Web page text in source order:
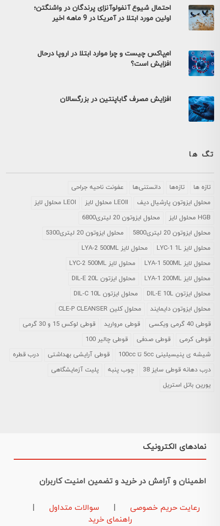
احتمال شیوع آنفولوآنزای پرندگان در واشنگتن؛
اولین مورد ابتلا در آمریکا در 9 ماهه اخیر
ام‌پاکس چیست و چرا موارد ابتلا در اروپا درحال
افزایش است؟
افزایش مصرف گاباپنتین در بزرگسالان
تگ ها
تازه ها تازه‌ها دانستنی‌ها
عفونت ناحیه جراحی
محلول ايزوتون پارشيال ديف
LEOII محلول لایز
LEOI محلول لایز
HGB محلول لایز
محلول ایزوتون 20 لیتری6800
محلول ایزوتون 20 لیتری5800
محلول ایزوتون 20 لیتری5300
محلول لایز LYC-1 1L
محلول لایز LYA-2 500ML
محلول لایز LYA-1 500ML
محلول لایز LYC-2 500ML
محلول لایز LYA-1 200ML
محلول ایزتون DIL-E 20L
محلول ایزتون DIL-E 10L
محلول ایزتون DIL-C 10L
محلول ایزوتون دایمایند
محلول کلین CLE-P CLEANSER
قوطی 40 گرمی ویکسی
قوطی مروارید
قوطی لوکس 15 و 30 گرمی
قوطی کرمی
قوطی صدفی
قوطی چالیر 100
شیشه ی پنیسیلینی 5cc تا 100cc
قوطی آرایشی بهداشتی
درب قطره
درب دهانه قوطی سایز 38
چوب پنبه
پلیت آزمایشگاهی
یورین باتل استریل
نمادهای الکترونیک
اطمینان و آرامش در خرید و تضمین امنیت کاربران
رعایت حریم خصوصی سوالات متداول
راهنمای خرید